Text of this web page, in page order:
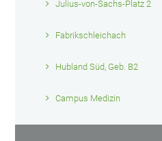
Julius-von-Sachs-Platz 2
Fabrikschleichach
Hubland Süd, Geb. B2
Campus Medizin